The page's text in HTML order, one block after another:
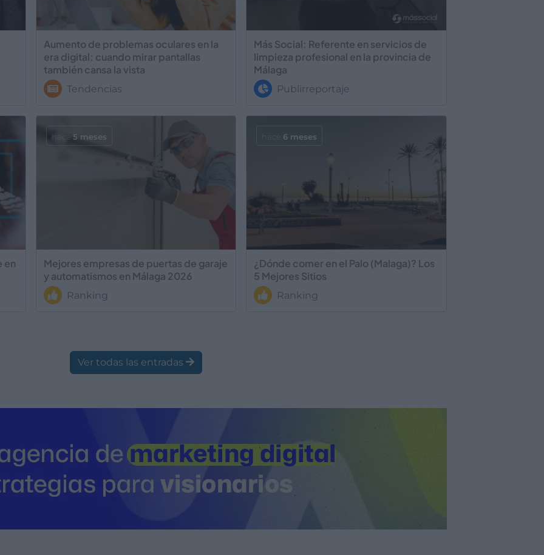
Aumento de problemas oculares en la
era digital: cuando mirar pantallas
también cansa la vista
Tendencias
Más Social: Referente en servicios de
limpieza profesional en la provincia de
Málaga
Publirreportaje
en
Mejores empresas de puertas de garaje
y automatismos en Málaga 2026
Ranking
hace 5 meses
¿Dónde comer en el Palo (Malaga)? Los
5 Mejores Sitios
Ranking
6 meses
Ver todas las entradas